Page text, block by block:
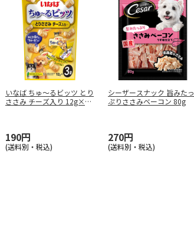
いなば ちゅ～るビッツ とり
ささみ チーズ入り 12g×3
190円
(送料別・税込)
シーザースナック 旨みたっ
ぷりささみベーコン 80g
270円
(送料別・税込)